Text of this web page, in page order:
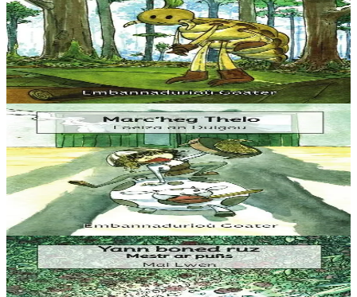
Istor Laouig al Laouenn
“Ur wech e oa un ermit hag a veve e-barzh ur c’hoad. Doareoù iskis
a oa gantañ un tammig. Pa’z ae da ober un dro-vale e kase
dalc’hmat gantañ ur skubellig gant...
Er stok5,60 €
3 bloaz hag ouzhpenn
Goater
Marc'heg Thelo
“Ha gouzout a rez e c’hell ar c’hampouezh kas ar peoc’h war ar
bed-mañ ? Ma, azez ‘ta ma kontin dit istor ar paotrig Thelo.”
Er stok5,60 €
3 bloaz hag ouzhpenn
Goater
Yann boned ruz, Mestr ar puñs